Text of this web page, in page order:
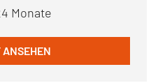
Monate
ANSEHEN